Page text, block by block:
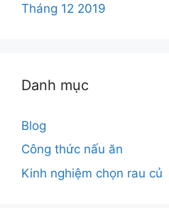
Tháng 12 2019
Danh mục
Blog
Công thức nấu ăn
Kinh nghiệm chọn rau củ